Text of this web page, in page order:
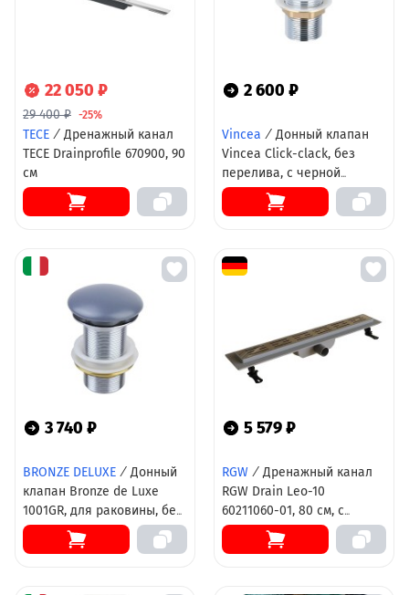
22 050 ₽
29 400 ₽ -25%
TECE / Дренажный канал
TECE Drainprofile 670900, 90
см
2 600 ₽
Vincea / Донный клапан
Vincea Click-clack, без
перелива, с черной
матовой керамической
крышкой, DBS-316MB
3 740 ₽
BRONZE DELUXE / Донный
клапан Bronze de Luxe
1001GR, для раковины, без
перелива,Clik-Clak, цвет
серый
5 579 ₽
RGW / Дренажный канал
RGW Drain Leo-10
60211060-01, 80 см, с
решеткой из
нержавеющей стали, хром